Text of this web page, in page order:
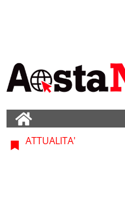
ATTUALITA'